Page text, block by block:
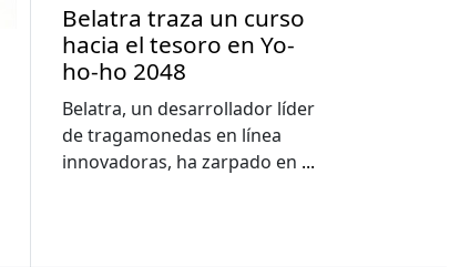
Belatra traza un curso
hacia el tesoro en Yo-
ho-ho 2048
Belatra, un desarrollador líder
de tragamonedas en línea
innovadoras, ha zarpado en ...